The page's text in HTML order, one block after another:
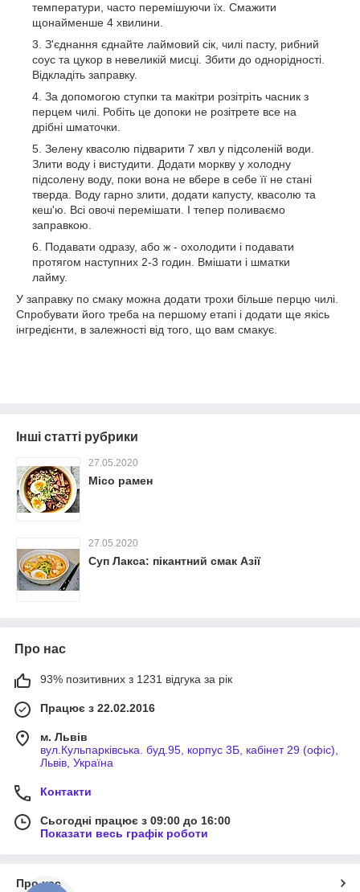
температури, часто перемішуючи їх. Смажити
щонайменше 4 хвилини.
З'єднання єднайте лаймовий сік, чилі пасту, рибний
соус та цукор в невеликій мисці. Збити до однорідності.
Відкладіть заправку.
За допомогою ступки та макітри розітріть часник з
перцем чилі. Робіть це допоки не розітрете все на
дрібні шматочки.
Зелену квасолю підварити 7 хвл у підсоленій води.
Злити воду і вистудити. Додати моркву у холодну
підсолену воду, поки вона не вбере в себе її не стані
тверда. Воду гарно злити, додати капусту, квасолю та
кеш'ю. Всі овочі перемішати. І тепер поливаємо
заправкою.
Подавати одразу, або ж - охолодити і подавати
протягом наступних 2-3 годин. Вмішати і шматки
лайму.
У заправку по смаку можна додати трохи більше перцю чилі.
Спробувати його треба на першому етапі і додати ще якісь
інгредієнти, в залежності від того, що вам смакує.
Інші статті рубрики
27.05.2020
Місо рамен
27.05.2020
Суп Лакса: пікантний смак Азії
Про нас
93% позитивних з 1231 відгука за рік
Працює з 22.02.2016
м. Львів
вул.Кульпарківська. буд.95, корпус 3Б, кабінет 29 (офіс),
Львів, Україна
Контакти
Сьогодні працює з 09:00 до 16:00
Показати весь графік роботи
Про нас